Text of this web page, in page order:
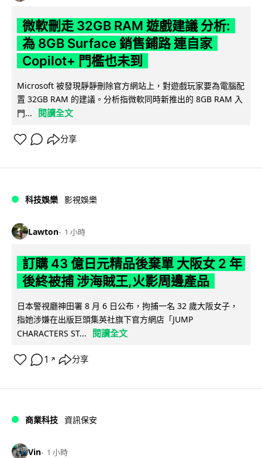
微軟刪走 32GB RAM 遊戲建議 分析:
為 8GB Surface 銷售鋪路 連自家
Copilot+ 門檻也未到
Microsoft 被發現靜靜刪除官方網站上，對遊戲玩家要為電腦配
置 32GB RAM 的建議。分析指微軟同時新推出的 8GB RAM 入
門...
閱讀全文
分享
科技娛樂 影視娛樂
Lawton 1 小時
訂購 43 億日元精品後棄單 大阪女 2 年
後終被捕 涉海賊王,火影周邊產品
日本警視廳神田署 8 月 6 日公布，拘捕一名 32 歲大阪女子，
指她涉嫌在出版巨頭集英社旗下官方網店「JUMP
CHARACTERS ST...
閱讀全文
1 ↗ 分享
商業科技 資訊保安
Vin 1 小時